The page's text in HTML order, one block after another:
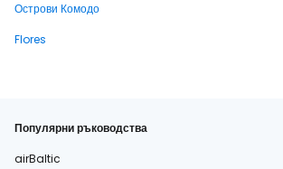
Острови Комодо
Flores
Популярни ръководства
airBaltic